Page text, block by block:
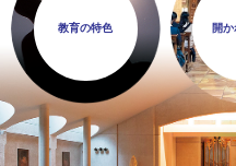
教育の特色 開